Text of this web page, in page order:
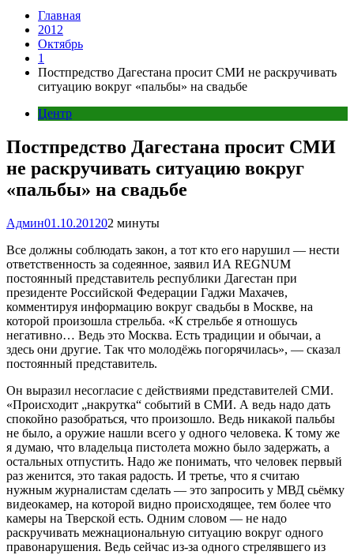
Главная
2012
Октябрь
1
Постпредство Дагестана просит СМИ не раскручивать
ситуацию вокруг «пальбы» на свадьбе
Центр
Постпредство Дагестана просит СМИ
не раскручивать ситуацию вокруг
«пальбы» на свадьбе
Админ01.10.201202 минуты
Все должны соблюдать закон, а тот кто его нарушил — нести
ответственность за содеянное, заявил ИА REGNUM
постоянный представитель республики Дагестан при
президенте Российской Федерации Гаджи Махачев,
комментируя информацию вокруг свадьбы в Москве, на
которой произошла стрельба. «К стрельбе я отношусь
негативно… Ведь это Москва. Есть традиции и обычаи, а
здесь они другие. Так что молодёжь погорячилась», — сказал
постоянный представитель.
Он выразил несогласие с действиями представителей СМИ.
«Происходит „накрутка“ событий в СМИ. А ведь надо дать
спокойно разобраться, что произошло. Ведь никакой пальбы
не было, а оружие нашли всего у одного человека. К тому же
я думаю, что владельца пистолета можно было задержать, а
остальных отпустить. Надо же понимать, что человек первый
раз женится, это такая радость. И третье, что я считаю
нужным журналистам сделать — это запросить у МВД сьёмку
видеокамер, на которой видно происходящее, тем более что
камеры на Тверской есть. Одним словом — не надо
раскручивать межнациональную ситуацию вокруг одного
правонарушения. Ведь сейчас из-за одного стрелявшего из